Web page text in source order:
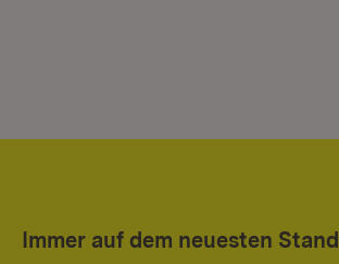
Immer auf dem neuesten Stand